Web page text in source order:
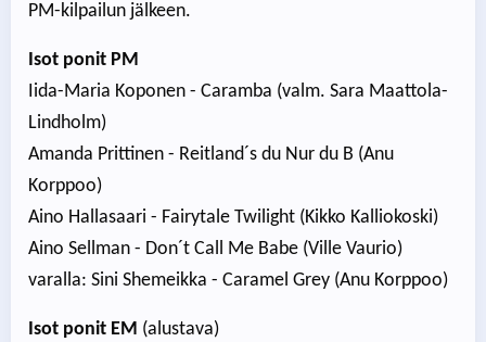
PM-kilpailun jälkeen.
Isot ponit PM
Iida-Maria Koponen - Caramba (valm. Sara Maattola-
Lindholm)
Amanda Prittinen - Reitland´s du Nur du B (Anu
Korppoo)
Aino Hallasaari - Fairytale Twilight (Kikko Kalliokoski)
Aino Sellman - Don´t Call Me Babe (Ville Vaurio)
varalla: Sini Shemeikka - Caramel Grey (Anu Korppoo)
Isot ponit EM (alustava)